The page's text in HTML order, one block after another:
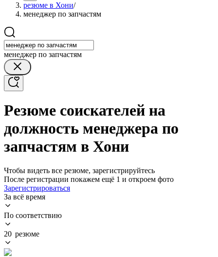
резюме в Хони/
менеджер по запчастям
менеджер по запчастям
Резюме соискателей на
должность менеджера по
запчастям в Хони
Чтобы видеть все резюме, зарегистрируйтесь
После регистрации покажем ещё 1 и откроем фото
Зарегистрироваться
За всё время
По соответствию
20 резюме